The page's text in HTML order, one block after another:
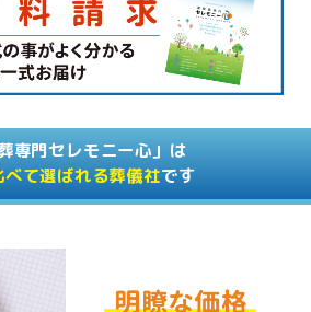
専門セレモニー心」は
て選ばれる葬儀社です